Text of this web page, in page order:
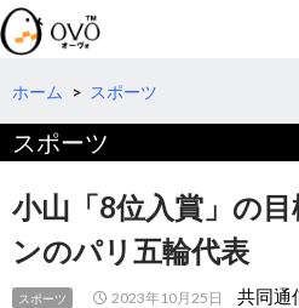
検
索
コ
テ
へ
動
ホーム > スポーツ
スポーツ
小山「8位入賞」の
ンのパリ五輪代表
スポーツ 2023年10月25日 共同通